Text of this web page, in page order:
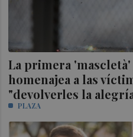
La primera 'mascletà'
homenajea a las
"devolverles la
PLAZA